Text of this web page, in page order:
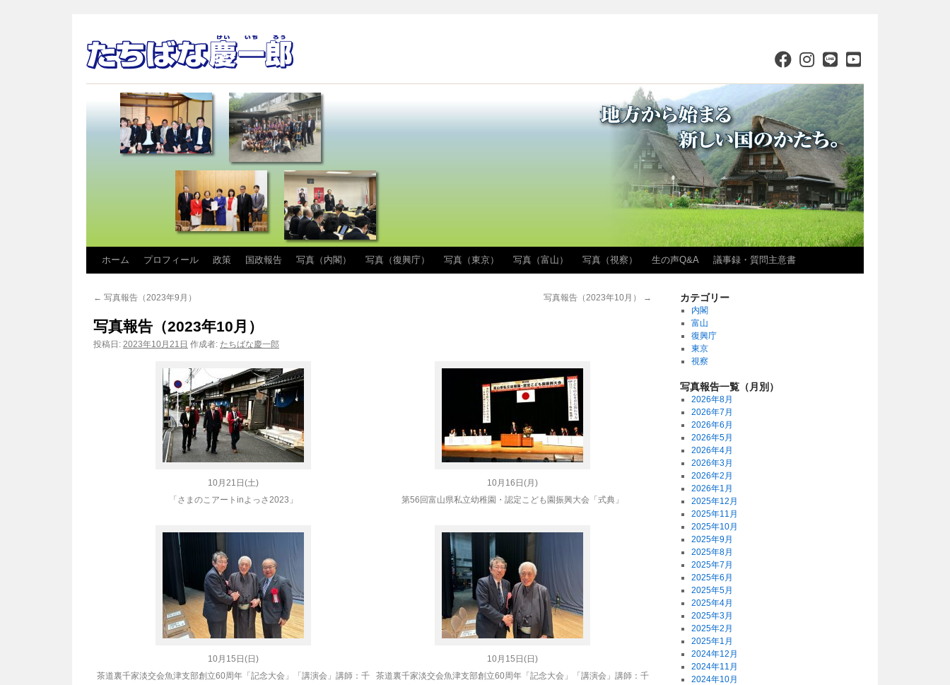
ン
ホーム プロフィール 政策 国政報告 写真（内閣） 写真（復興庁） 写真（東京） 写真（富山） 写真（視察） 生の声Q&A 議事録・質問主意書
← 写真報告（2023年9月） 写真報告（2023年10月） →
写真報告（2023年10月）
投稿日: 2023年10月21日 作成者: たちばな慶一郎
10月21日(土)
「さまのこアートinよっさ2023」
10月16日(月)
第56回富山県私立幼稚園・認定こども園振興大会「式典」
10月15日(日)
茶道裏千家淡交会魚津支部創立60周年「記念大会」「講演会」講師：千
10月15日(日)
茶道裏千家淡交会魚津支部創立60周年「記念大会」「講演会」講師：千
カテゴリー
内閣
富山
復興庁
東京
視察
写真報告一覧（月別）
2026年8月
2026年7月
2026年6月
2026年5月
2026年4月
2026年3月
2026年2月
2026年1月
2025年12月
2025年11月
2025年10月
2025年9月
2025年8月
2025年7月
2025年6月
2025年5月
2025年4月
2025年3月
2025年2月
2025年1月
2024年12月
2024年11月
2024年10月